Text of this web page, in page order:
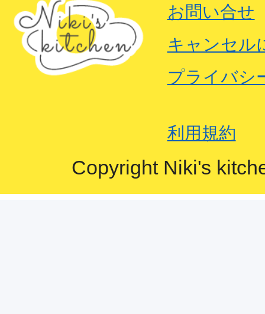
お問い合せ
キャンセル
プライバシ
利用規約
Copyright Niki's